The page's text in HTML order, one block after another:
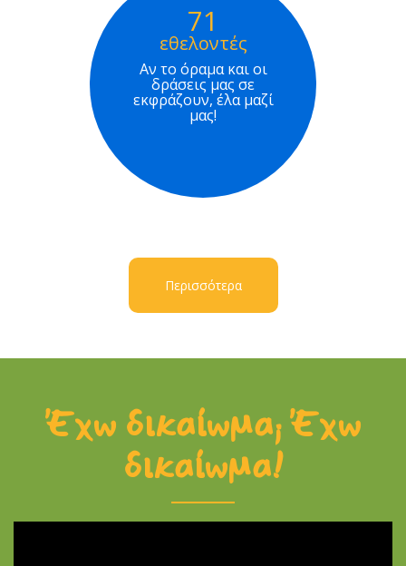
71
εθελοντές
Αν το όραμα και οι
δράσεις μας σε
εκφράζουν, έλα μαζί
μας!
Περισσότερα
Έχω δικαίωμα; Έχω
δικαίωμα!